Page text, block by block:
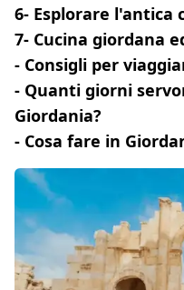
6- Esplorare l'antica
7- Cucina giordana
- Consigli per
- Quanti giorni
Giordania?
- Cosa fare in